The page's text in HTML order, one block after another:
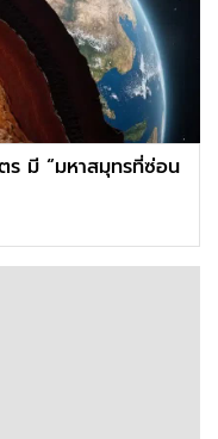
มี “มหาสมุทรที่ซ่อน